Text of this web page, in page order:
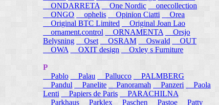
ONDARRETA
One Nordic
onecollection
ONGO
ophelis Opinion Ciatti
Orea
Original BTC Limited
Original Joan Lao
ornament.control
ORNAMENTA
Orsjo
Belysning
Oset OSRAM Oswald
OUT
OWA
OXIT design Oxley s Furniture
P
Pablo
Palau Pallucco
PALMBERG
Pandul
Panelite Panoramah Panzeri
Paola
Lenti
Papiers de Paris
PARACHILNA
Parkhaus
Parklex Paschen Pastoe
Patty